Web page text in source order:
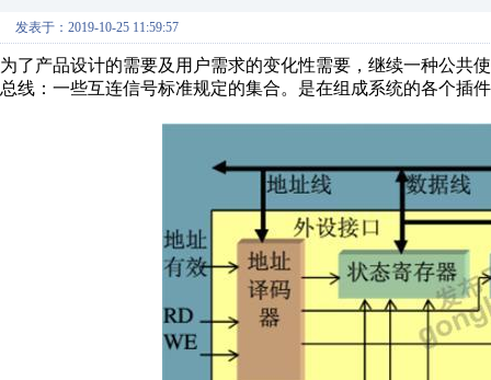
发表于：2019-10-25 11:59:57
为了产品设计的需要及用户需求的变化性需要，继续一种公共
总线：一些互连信号标准规定的集合。是在组成系统的各个插